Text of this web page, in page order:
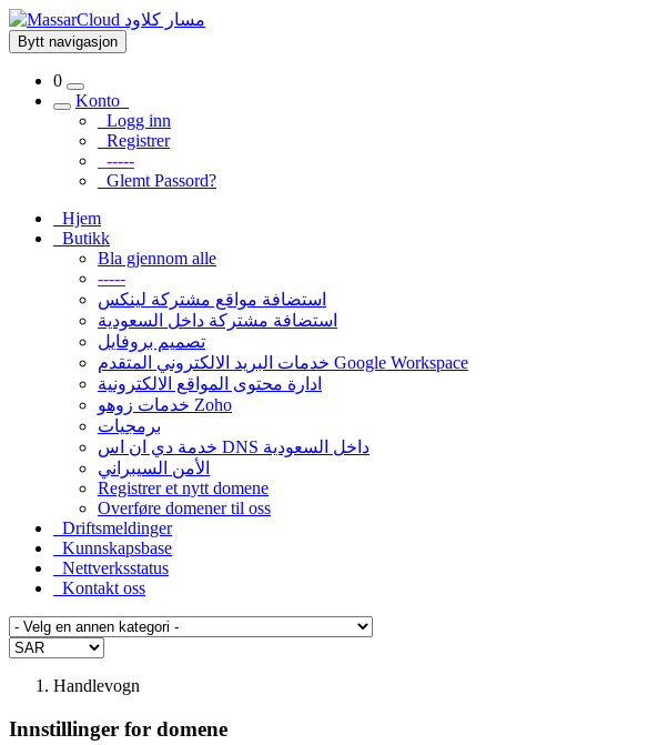
Bytt navigasjon
0
Konto
Logg inn
Registrer
-----
Glemt Passord?
Hjem
Butikk
Bla gjennom alle
-----
استضافة مواقع مشتركة لينكس
استضافة مشتركة داخل السعودية
تصميم بروفايل
خدمات البريد الالكتروني المتقدم Google Workspace
ادارة محتوى المواقع الالكترونية
خدمات زوهو Zoho
برمجيات
خدمة دي ان اس DNS داخل السعودية
الأمن السيبراني
Registrer et nytt domene
Overføre domener til oss
Driftsmeldinger
Kunnskapsbase
Nettverksstatus
Kontakt oss
Handlevogn
Innstillinger for domene